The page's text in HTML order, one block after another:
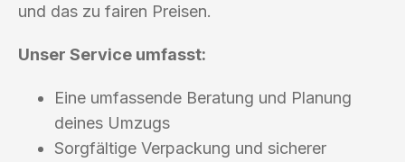
und das zu fairen Preisen.
Unser Service umfasst:
Eine umfassende Beratung und Planung
deines Umzugs
Sorgfältige Verpackung und sicherer